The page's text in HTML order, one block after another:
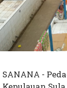
SANANA -